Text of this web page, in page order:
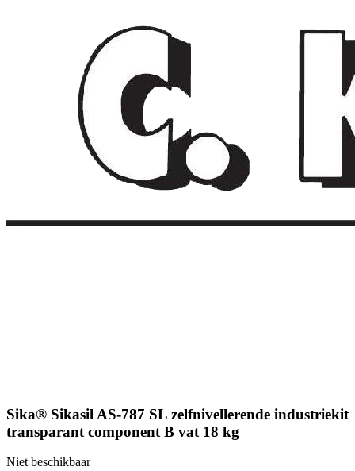
Sika® Sikasil AS-787 SL zelfnivellerende industriekit
transparant component B vat 18 kg
Niet beschikbaar